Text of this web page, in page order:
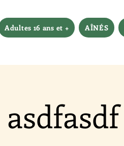
Adultes 16 ans et + AÎNÉS
asdfasdf